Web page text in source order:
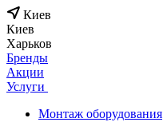
Киев
Киев
Харьков
Бренды
Акции
Услуги
Монтаж оборудования